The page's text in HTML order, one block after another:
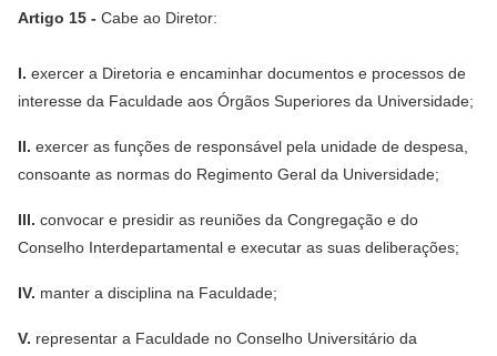
Artigo 15 - Cabe ao Diretor:
I. exercer a Diretoria e encaminhar documentos e processos de
interesse da Faculdade aos Órgãos Superiores da Universidade;
II. exercer as funções de responsável pela unidade de despesa,
consoante as normas do Regimento Geral da Universidade;
III. convocar e presidir as reuniões da Congregação e do
Conselho Interdepartamental e executar as suas deliberações;
IV. manter a disciplina na Faculdade;
V. representar a Faculdade no Conselho Universitário da